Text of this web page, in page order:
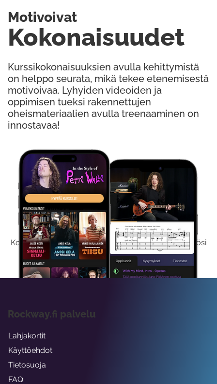
Kokeile Ilmaiseksi
Kokeilemalla ilmaiseksi saat koko sisältömme käyttöösi
viikon ajaksi.
Kurssikokonaisuuksien avulla kehittymistä
on helppo seurata, mikä tekee etenemisestä
motivoivaa. Lyhyiden videoiden ja
oppimisen tueksi rakennettujen
oheismateriaalien avulla treenaaminen on
innostavaa!
Kokonaisuudet
Motivoivat
Rockway.fi palvelu
Lahjakortit
Käyttöehdot
Tietosuoja
FAQ